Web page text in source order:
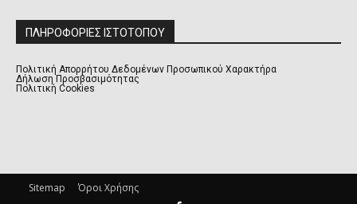
ΠΛΗΡΟΦΟΡΙΕΣ ΙΣΤΟΤΟΠΟΥ
Πολιτική Απορρήτου Δεδομένων Προσωπικού Χαρακτήρα
Δήλωση Προσβασιμότητας
Πολιτική Cookies
Sitemap Όροι Χρήσης